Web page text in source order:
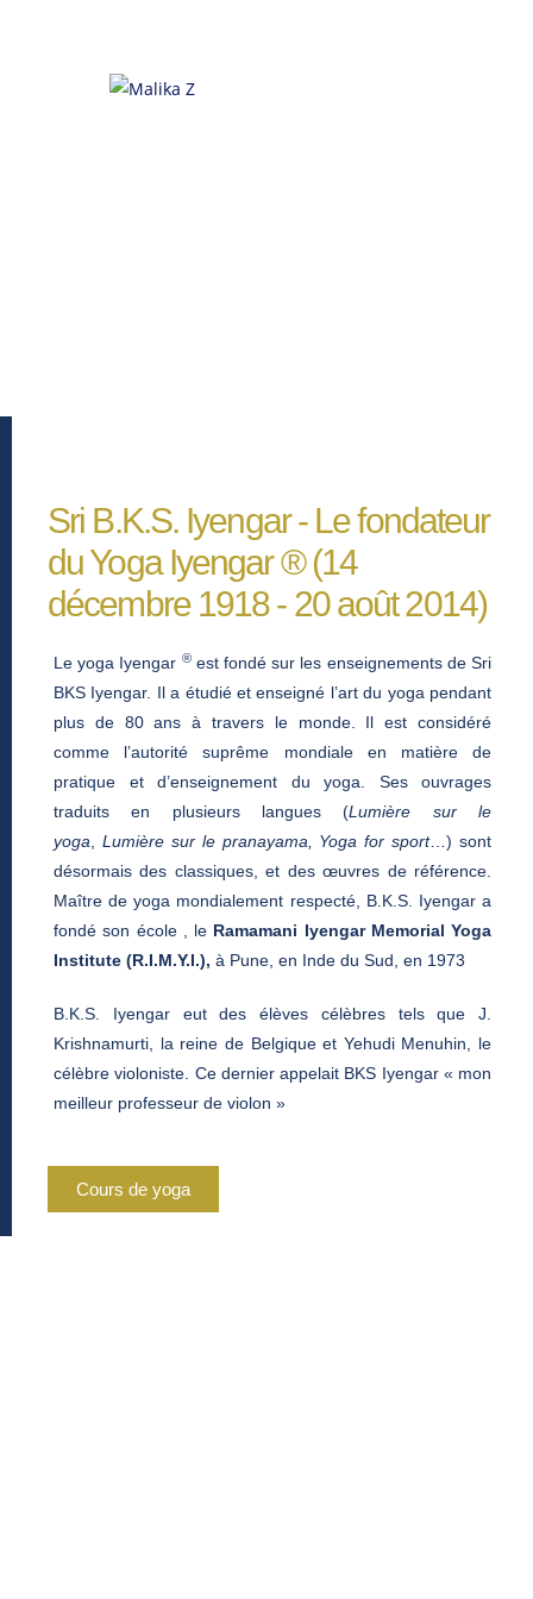
Sri B.K.S. Iyengar - Le fondateur
du Yoga Iyengar ® (14
décembre 1918 - 20 août 2014)
Le yoga Iyengar ®est fondé sur les enseignements de Sri
BKS Iyengar. Il a étudié et enseigné l’art du yoga pendant
plus de 80 ans à travers le monde. Il est considéré
comme l’autorité suprême mondiale en matière de
pratique et d’enseignement du yoga. Ses ouvrages
traduits en plusieurs langues (Lumière sur le
yoga
Lumière sur le pranayama, Yoga for sport…) sont
désormais des classiques, et des œuvres de référence.
Maître de yoga mondialement respecté, B.K.S. Iyengar a
fondé son école , le Ramamani Iyengar Memorial Yoga
Institute (R.I.M.Y.I.), à Pune, en Inde du Sud, en 1973
B.K.S. Iyengar eut des élèves célèbres tels que J.
Krishnamurti, la reine de Belgique et Yehudi Menuhin, le
célèbre violoniste. Ce dernier appelait BKS Iyengar « mon
meilleur professeur de violon »
Cours de yoga